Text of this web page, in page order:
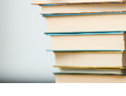
2026年8月9号黑龙江陈
2026年8月9号_江苏_朱